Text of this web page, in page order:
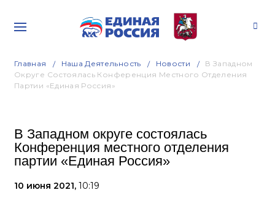
Главная Наша Деятельность Новости
В Западном
Округе Состоялась Конференция Местного Отделения
Партии «Единая Россия»
В Западном округе состоялась
Конференция местного отделения
партии «Единая Россия»
10 июня 2021, 10:19